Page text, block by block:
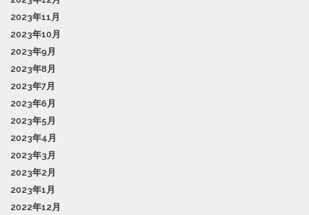
2023年11月
2023年10月
2023年9月
2023年8月
2023年7月
2023年6月
2023年5月
2023年4月
2023年3月
2023年2月
2023年1月
2022年12月